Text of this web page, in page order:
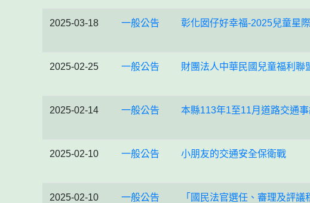
2025-03-18 一般公告 彰化囡仔好幸福-2025兒童星
2025-02-25 一般公告 財團法人中華民國兒童福利聯
2025-02-14 一般公告 本縣113年1至11月道路交通
2025-02-10 一般公告 小朋友的交通安全保衛戰
2025-02-10 一般公告 「國民法官選任、審理及評議